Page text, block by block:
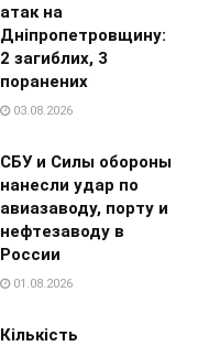
атак на
Дніпропетровщину:
2 загиблих, 3
поранених
03.08.2026
СБУ и Силы обороны
нанесли удар по
авиазаводу, порту и
нефтезаводу в
России
01.08.2026
Кількість